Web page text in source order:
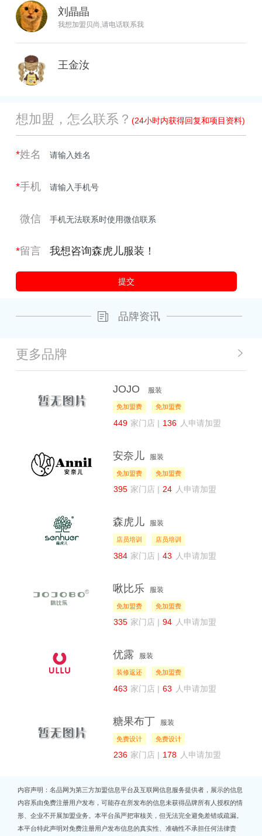
刘晶晶
我想加盟贝尚,请电话联系我
王金汝
想加盟，怎么联系？ (24小时内获得回复和项目资料)
*姓名
*手机
微信
*留言
品牌资讯
更多品牌
JOJO 服装
免加盟费 免加盟费
449 家门店 | 136 人申请加盟
安奈儿 服装
免加盟费 免加盟费
395 家门店 | 24 人申请加盟
森虎儿 服装
店员培训 店员培训
384 家门店 | 43 人申请加盟
啾比乐 服装
免加盟费 免加盟费
335 家门店 | 94 人申请加盟
优露 服装
装修返还 免加盟费
463 家门店 | 63 人申请加盟
糖果布丁 服装
免费设计 免费设计
236 家门店 | 178 人申请加盟
内容声明：名品网为第三方加盟信息平台及互联网信息服务提供者，展示的信息
内容系由免费注册用户发布，可能存在所发布的信息未获得品牌所有人授权的情
形、企业不开展加盟业务。本平台虽严把审核关，但无法完全避免差错或疏漏。
本平台特此声明对免费注册用户发布信息的真实性、准确性不承担任何法律责